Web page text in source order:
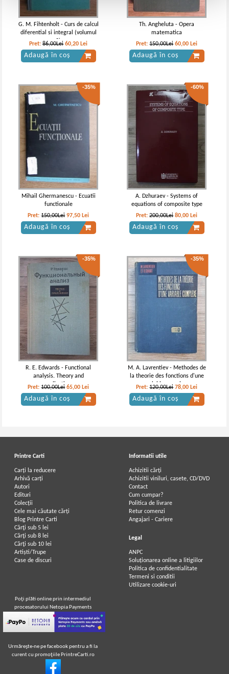
G. M. Fihtenholt - Curs de calcul
diferential si integral (volumul
2)
Pret:86,00Lei 60,20 Lei
Adaugă în coș
Th. Angheluta - Opera
matematica
Pret:150,00Lei 60,00 Lei
Adaugă în coș
-35%
Mihail Ghermanescu - Ecuatii
functionale
Pret:150,00Lei 97,50 Lei
Adaugă în coș
-60%
A. Dzhuraev - Systems of
equations of composite type
Pret:200,00Lei 80,00 Lei
Adaugă în coș
-35%
R. E. Edwards - Functional
analysis. Theory and
applications
Pret:100,00Lei 65,00 Lei
Adaugă în coș
-35%
M. A. Lavrentiev - Methodes de
la theorie des fonctions d'une
variable complexe
Pret:120,00Lei 78,00 Lei
Adaugă în coș
Printre Carti
Carți la reducere
Arhivă carți
Autori
Edituri
Colecții
Cele mai căutate cărți
Blog Printre Carti
Cărţi sub 5 lei
Cărţi sub 8 lei
Cărţi sub 10 lei
Artiști/Trupe
Case de discuri
Informatii utile
Achizitii cărți
Achizitii viniluri, casete, CD/DVD
Contact
Cum cumpar?
Politica de livrare
Retur comenzi
Angajari - Cariere
Legal
ANPC
Soluționarea online a litigiilor
Politica de confidentialitate
Termeni si conditii
Utilizare cookie-uri
Poţi plăti online prin intermediul
procesatorului Netopia Payments
Urmăreşte-ne pe facebook pentru a fi la
curent cu promoţiile PrintreCarti.ro